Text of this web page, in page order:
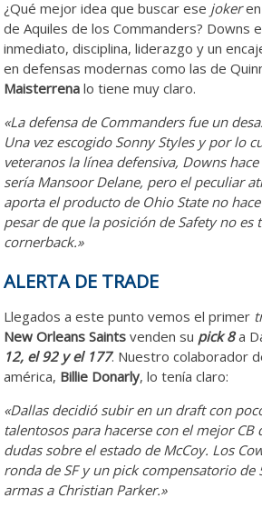
¿Qué mejor idea que buscar ese jokeren
de Aquiles de los Commanders? Downs
inmediato, disciplina, liderazgo y un
en defensas modernas como las de
Maisterrena lo tiene muy claro.
«La defensa de Commanders fue un
Una vez escogido Sonny Styles y por lo
veteranos la línea defensiva, Downs
sería Mansoor Delane, pero el peculiar
aporta el producto de Ohio State no
pesar de que la posición de Safety no es
cornerback.»
ALERTA DE TRADE
Llegados a este punto vemos el primer
New Orleans Saints venden su pick 8a
12, el 92 y el 177. Nuestro colaborador
américa, Billie Donarly, lo tenía claro:
«Dallas decidió subir en un draft con
talentosos para hacerse con el mejor CB
dudas sobre el estado de McCoy. Los
ronda de SF y un pick compensatorio de
armas a Christian Parker.»